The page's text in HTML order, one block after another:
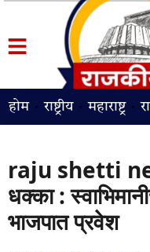
होम राष्ट्रीय महाराष्ट्र
raju shetti
धक्का :
भाजपात प्रवेश